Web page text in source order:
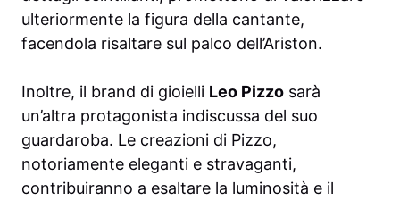
ulteriormente la figura della cantante,
facendola risaltare sul palco dell’Ariston.
Inoltre, il brand di gioielli Leo Pizzo sarà
un’altra protagonista indiscussa del suo
guardaroba. Le creazioni di Pizzo,
notoriamente eleganti e stravaganti,
contribuiranno a esaltare la luminosità e il